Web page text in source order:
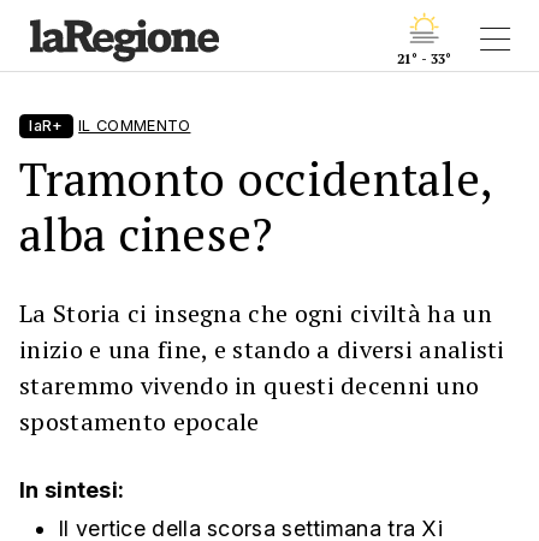
21° - 33°
laR+ IL COMMENTO
Tramonto occidentale,
alba cinese?
La Storia ci insegna che ogni civiltà ha un
inizio e una fine, e stando a diversi analisti
staremmo vivendo in questi decenni uno
spostamento epocale
In sintesi:
Il vertice della scorsa settimana tra Xi